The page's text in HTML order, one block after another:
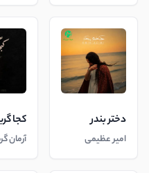
دختر بندر
امیر عظیمی
کجا
آرمان